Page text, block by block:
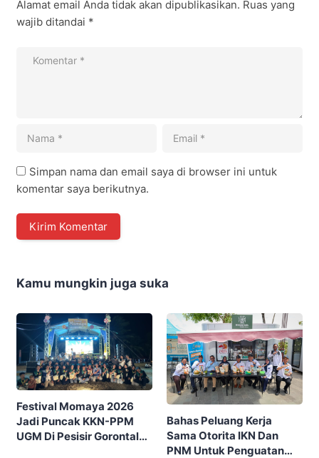
Alamat email Anda tidak akan dipublikasikan. Ruas yang
wajib ditandai *
Simpan nama dan email saya di browser ini untuk
komentar saya berikutnya.
Kamu mungkin juga suka
Festival Momaya 2026
Jadi Puncak KKN-PPM
UGM Di Pesisir Gorontalo,
Bahas Peluang Kerja
Sama Otorita IKN Dan
PNM Untuk Penguatan